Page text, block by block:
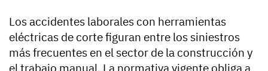
Los accidentes laborales con herramientas
eléctricas de corte figuran entre los siniestros
más frecuentes en el sector de la construcción y
el trabajo manual. La normativa vigente obliga a